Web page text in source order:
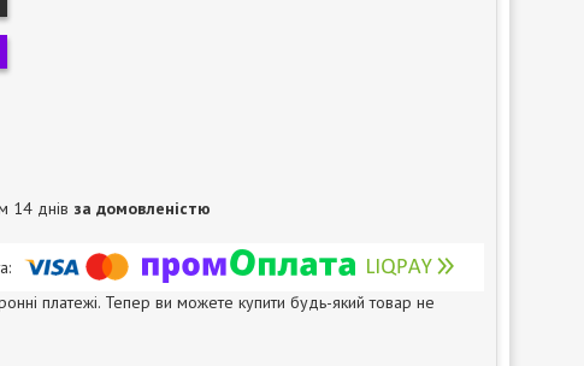
14 днів за домовленістю
платежі. Тепер ви можете купити будь-який товар не